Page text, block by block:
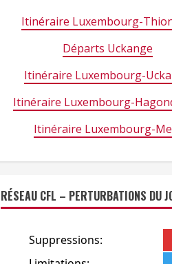
Itinéraire Luxembourg-
Départs Uckange
Itinéraire Luxembourg-
Itinéraire Luxembourg-
Itinéraire Luxembourg-
RÉSEAU CFL – PERTURBATIONS DU